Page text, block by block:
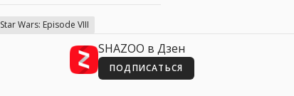
Star Wars: Episode VIII
SHAZOO в Дзен
ПОДПИСАТЬСЯ